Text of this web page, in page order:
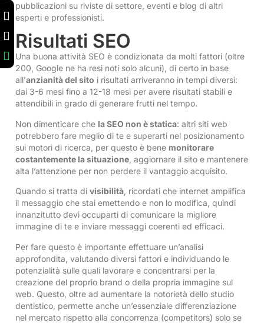
pubblicazioni su riviste di settore, eventi e blog di altri
esperti e professionisti.
Risultati SEO
Una buona attività SEO è condizionata da molti fattori (oltre
200, Google ne ha resi noti solo alcuni), di certo in base
all’anzianità del sito i risultati arriveranno in tempi diversi:
dai 3-6 mesi fino a 12-18 mesi per avere risultati stabili e
attendibili in grado di generare frutti nel tempo.
Non dimenticare che la SEO non è statica: altri siti web
potrebbero fare meglio di te e superarti nel posizionamento
sui motori di ricerca, per questo è bene monitorare
costantemente la situazione , aggiornare il sito e mantenere
alta l’attenzione per non perdere il vantaggio acquisito.
Quando si tratta di visibilità , ricordati che internet amplifica
il messaggio che stai emettendo e non lo modifica, quindi
innanzitutto devi occuparti di comunicare la migliore
immagine di te e inviare messaggi coerenti ed efficaci.
Per fare questo è importante effettuare un’analisi
approfondita, valutando diversi fattori e individuando le
potenzialità sulle quali lavorare e concentrarsi per la
creazione del proprio brand o della propria immagine sul
web. Questo, oltre ad aumentare la notorietà dello studio
dentistico, permette anche un’essenziale differenziazione
nel mercato rispetto alla concorrenza (competitors) solo se